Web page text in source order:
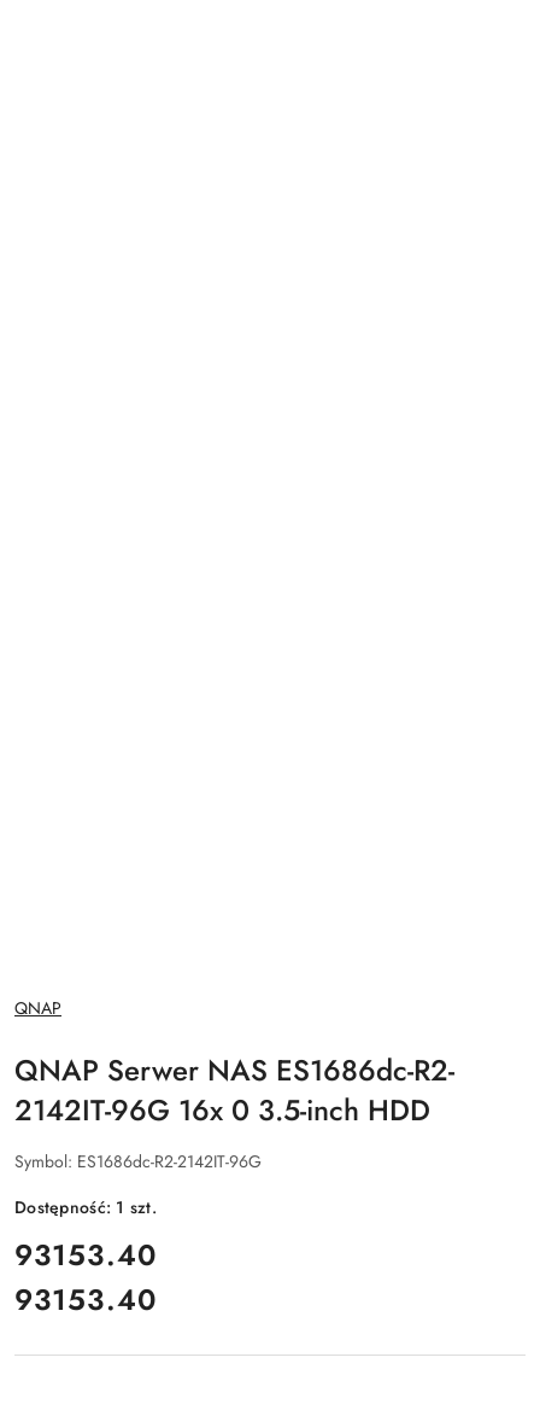
NAZWA
PRODUCENTA:
QNAP
QNAP Serwer NAS ES1686dc-R2-
2142IT-96G 16x 0 3.5-inch HDD
Symbol: ES1686dc-R2-2142IT-96G
Dostępność: 1 szt.
cena:
93153.40
Cena:
93153.40